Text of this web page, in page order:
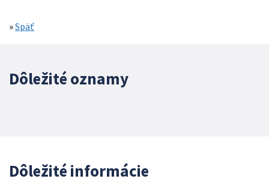
»Späť
Dôležité oznamy
Dôležité informácie